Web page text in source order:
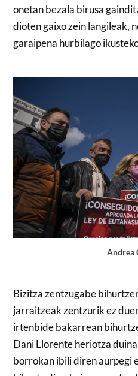
onetan bezala birusa
dioten gaixo zein langileak,
garaipena hurbilago
Andrea
Bizitza zentzugabe
jarraitzeak zentzurik ez
irtenbide bakarrean
Dani Llorente heriotza
borrokan ibili diren aurpegi